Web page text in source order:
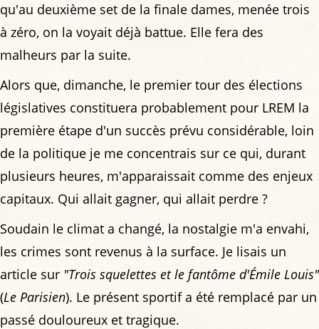
qu'au deuxième set de la finale dames, menée trois
à zéro, on la voyait déjà battue. Elle fera des
malheurs par la suite.
Alors que, dimanche, le premier tour des élections
législatives constituera probablement pour LREM la
première étape d'un succès prévu considérable, loin
de la politique je me concentrais sur ce qui, durant
plusieurs heures, m'apparaissait comme des enjeux
capitaux. Qui allait gagner, qui allait perdre ?
Soudain le climat a changé, la nostalgie m'a envahi,
les crimes sont revenus à la surface. Je lisais un
article sur "Trois squelettes et le fantôme d'Émile Louis"
(Le Parisien). Le présent sportif a été remplacé par un
passé douloureux et tragique.